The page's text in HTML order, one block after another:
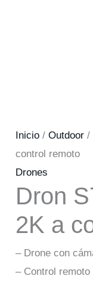
Inicio /Outdoor /
control remoto
Drones
Dron
2K a
– Drone con
– Control remoto